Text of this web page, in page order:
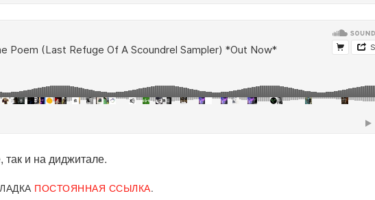
так и на диджитале.
ПОСТОЯННАЯ ССЫЛКА.